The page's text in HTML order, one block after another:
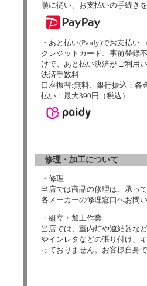
順に従い、お支払いの手続き
・あと払い(Paidy)でお支払い
クレジットカード、事前登録
けで、あと払い決済がご利用い
決済手数料
口座振替:無料、銀行振込：各
払い：最大390円（税込）
修理・加工について
・修理
当店では商品の修理は、承って
各メーカーの修理窓口へお問
・組立・加工作業
当店では、室内灯や連結器な
やインレタなどの張り付け、
っておりません。お客様自身